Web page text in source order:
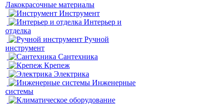
Лакокрасочные материалы
Инструмент
Интерьер и
отделка
Ручной
инструмент
Сантехника
Крепеж
Электрика
Инженерные
системы